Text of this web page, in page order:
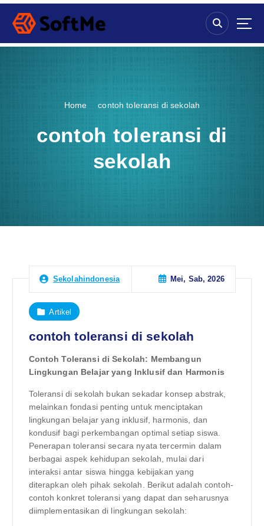
S
p
Home contoh toleransi di sekolah
contoh toleransi di
sekolah
Sekolahindonesia Mei, Sab, 2026
Artikel
contoh toleransi di sekolah
Contoh Toleransi di Sekolah: Membangun
Lingkungan Belajar yang Inklusif dan Harmonis
Toleransi di sekolah bukan sekadar konsep abstrak,
melainkan fondasi penting untuk menciptakan
lingkungan belajar yang inklusif, harmonis, dan
kondusif bagi perkembangan optimal setiap siswa.
Penerapan toleransi secara nyata tercermin dalam
berbagai aspek kehidupan sekolah, mulai dari
interaksi antar siswa hingga kebijakan yang
diterapkan oleh pihak sekolah. Berikut adalah contoh-
contoh konkret toleransi yang dapat dan seharusnya
diimplementasikan di lingkungan sekolah: